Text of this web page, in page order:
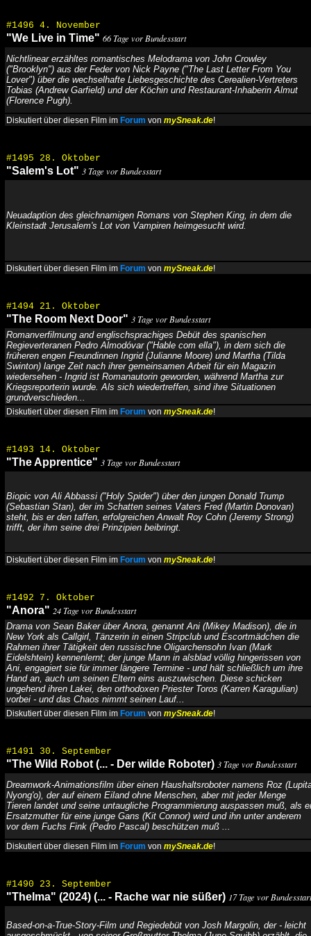
#1496 4. November
"We Live in Time" 66 Tage vor Bundesstart
Nichtlinear erzähltes romantisches Melodrama von John Crowley
("Brooklyn") aus der Feder von Nick Payne ("The Last Letter From You
Lover") über die wechselhafte Liebesgeschichte des Cerealien-Vertreters
Tobias (Andrew Garfield) und der Köchin und Restaurant-Inhaberin Almut
(Florence Pugh).
Diskutiert über diesen Film im Forum von mySneak.de!
#1495 28. Oktober
"Salem's Lot" 3 Tage vor Bundesstart
Neuadaption des gleichnamigen Romans von Stephen King, in dem die
Kleinstadt Jerusalem's Lot von Vampiren heimgesucht wird.
Diskutiert über diesen Film im Forum von mySneak.de!
#1494 21. Oktober
"The Room Next Door" 3 Tage vor Bundesstart
Romanverfilmung and englischsprachiges Debüt des spanischen
Regieverteranen Pedro Almodóvar ("Hable com ella"), in dem sich die
früheren engen Freundinnen Ingrid (Julianne Moore) und Martha (Tilda
Swinton) lange Zeit nach ihrer gemeinsamen Arbeit für ein Magazin
wiedersehen - Ingrid ist Romanautorin geworden, während Martha zur
Kriegsreporterin wurde. Als sich wiedertreffen, sind ihre Situationen
grundverschieden...
Diskutiert über diesen Film im Forum von mySneak.de!
#1493 14. Oktober
"The Apprentice" 3 Tage vor Bundesstart
Biopic von Ali Abbassi ("Holy Spider") über den jungen Donald Trump
(Sebastian Stan), der im Schatten seines Vaters Fred (Martin Donovan)
steht, bis er den taffen, erfolgreichen Anwalt Roy Cohn (Jeremy Strong)
trifft, der ihm seine drei Prinzipien beibringt.
Diskutiert über diesen Film im Forum von mySneak.de!
#1492 7. Oktober
"Anora" 24 Tage vor Bundesstart
Drama von Sean Baker über Anora, genannt Ani (Mikey Madison), die in
New York als Callgirl, Tänzerin in einen Stripclub und Escortmädchen die
Rahmen ihrer Tätigkeit den russischne Oligarchensohn Ivan (Mark
Eidelshtein) kennenlernt; der junge Mann in alsblad völlig hingerissen von
Ani, engagiert sie für immer längere Termine - und hält schließlich um ihre
Hand an, auch um seinen Eltern eins auszuwischen. Diese schicken
ungehend ihren Lakei, den orthodoxen Priester Toros (Karren Karagulian)
vorbei - und das Chaos nimmt seinen Lauf...
Diskutiert über diesen Film im Forum von mySneak.de!
#1491 30. September
"The Wild Robot (... - Der wilde Roboter) 3 Tage vor Bundesstart
Dreamwork-Animationsfilm über einen Haushaltsroboter namens Roz
Nyong'o), der auf einem Eiland ohne Menschen, aber mit jeder Menge
Tieren landet und seine untaugliche Programmierung auspassen muß, als
Ersatzmutter für eine junge Gans (Kit Connor) wird und ihn unter anderem
vor dem Fuchs Fink (Pedro Pascal) beschützen muß ...
Diskutiert über diesen Film im Forum von mySneak.de!
#1490 23. September
"Thelma" (2024) (... - Rache war nie süßer) 17 Tage vor Bundesstart
Based-on-a-True-Story-Film und Regiedebüt von Josh Margolin, der - leicht